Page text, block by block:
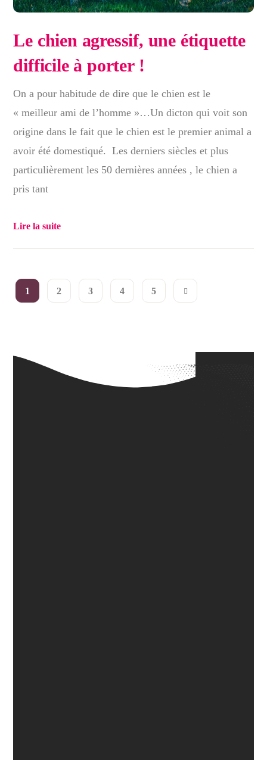
Le chien agressif, une étiquette
difficile à porter !
On a pour habitude de dire que le chien est le
« meilleur ami de l’homme »…Un dicton qui voit son
origine dans le fait que le chien est le premier animal a
avoir été domestiqué. Les derniers siècles et plus
particulièrement les 50 dernières années , le chien a
pris tant
Lire la suite
1 2 3 4 5